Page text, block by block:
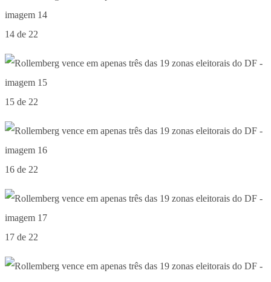
14 de 22
15 de 22
16 de 22
17 de 22